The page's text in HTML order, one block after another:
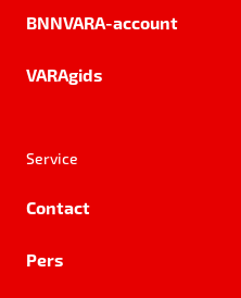
BNNVARA-account
VARAgids
Service
Contact
Pers